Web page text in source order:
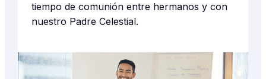
tiempo de comunión entre hermanos y con
nuestro Padre Celestial.